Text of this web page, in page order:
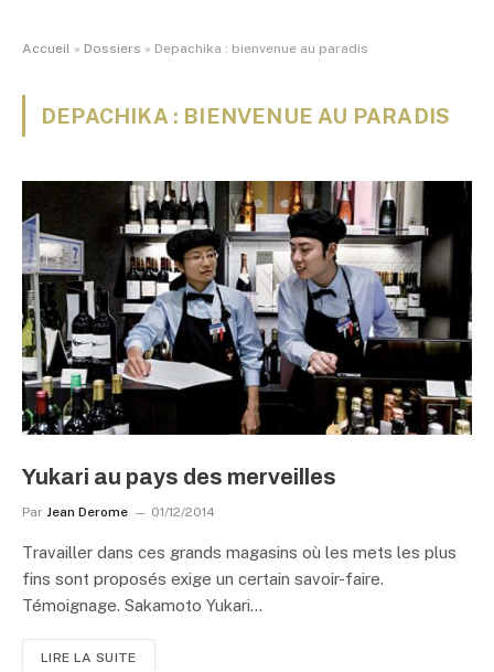
Accueil » Dossiers » Depachika : bienvenue au paradis
DEPACHIKA : BIENVENUE AU PARADIS
Yukari au pays des merveilles
Par Jean Derome 01/12/2014
Travailler dans ces grands magasins où les mets les plus
fins sont proposés exige un certain savoir-faire.
Témoignage. Sakamoto Yukari…
LIRE LA SUITE